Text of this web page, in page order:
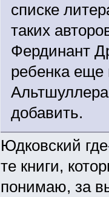
списке
таких
Фердинант
ребенка еще
добавить.
Юдковский
те книги,
понимаю, за